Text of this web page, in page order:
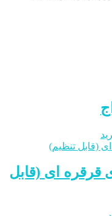
قرقره ای (قابل